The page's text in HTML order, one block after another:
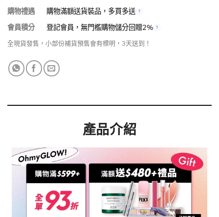
購物禮遇
購物滿額送貨裝品，多買多送
會員積分
登記會員，無門檻購物儲分回贈2%
全現貨發售，小部份補貨預售會有標明，3天送到！
產品介紹